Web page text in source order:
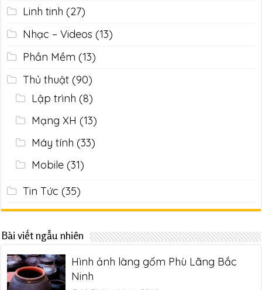
Linh tinh (27)
Nhạc – Videos (13)
Phần Mềm (13)
Thủ thuật(90)
Lập trình (8)
Mạng XH (13)
Máy tính (33)
Mobile(31)
Tin Tức (35)
Bài viết ngẫu nhiên
Hình ảnh làng gốm Phù Lãng Bắc
Ninh